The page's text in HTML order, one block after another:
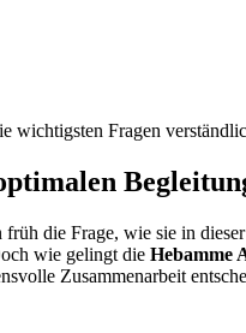
wichtigsten Fragen
die Frage, wie sie in
wie gelingt die Hebamme
Zusammenarbeit